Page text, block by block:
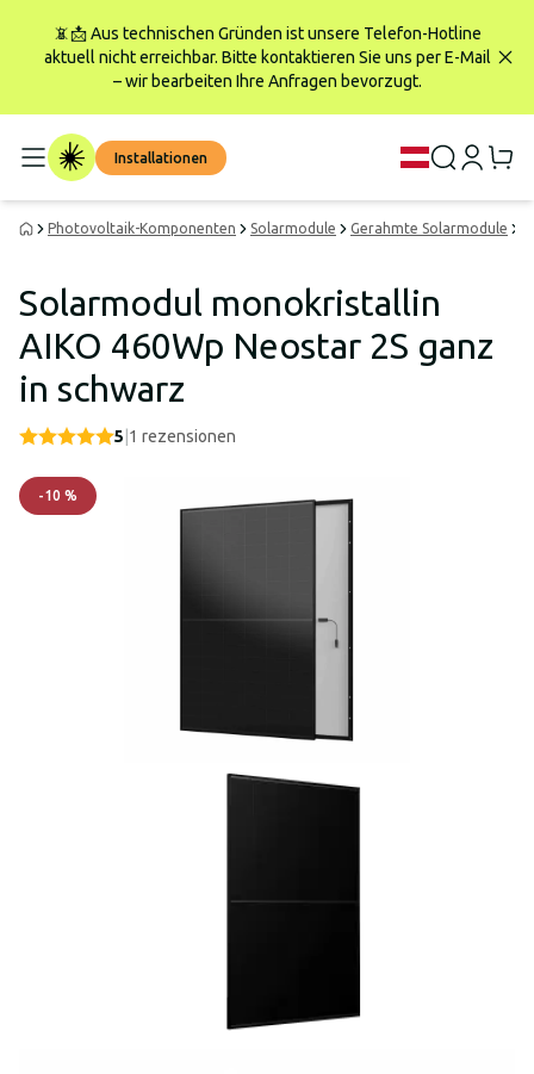
📵📩 Aus technischen Gründen ist unsere Telefon-Hotline
aktuell nicht erreichbar. Bitte kontaktieren Sie uns per E-Mail
– wir bearbeiten Ihre Anfragen bevorzugt.
Installationen
Photovoltaik-Komponenten Solarmodule Gerahmte Solarmodule
Solarmodul monokristallin
AIKO 460Wp Neostar 2S ganz
in schwarz
5 1 rezensionen
-10 %